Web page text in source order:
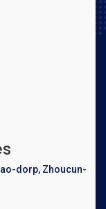
dorp, Zhoucun-